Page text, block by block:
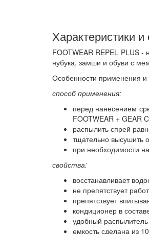
Характеристики
FOOTWEAR REPEL PLUS -
нубука, замши и обуви с
Особенности применения и
способ применения:
перед нанесением
FOOTWEAR + GEAR
распылить спрей
тщательно высушить
при необходимости
свойства:
восстанавливает
не препятствует
препятствует
кондиционер в
удобный
емкость сделана из